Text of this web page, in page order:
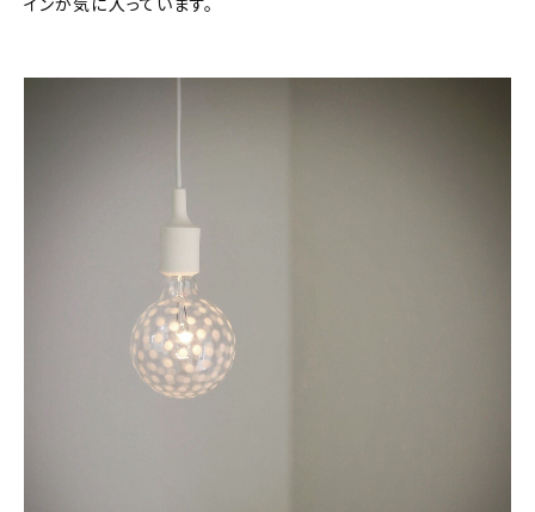
インが気に入っています。